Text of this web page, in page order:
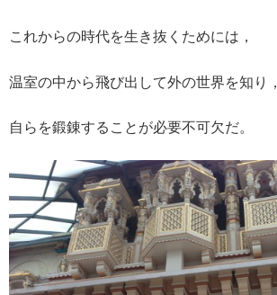
これからの時代を生き抜くためには，
温室の中から飛び出して外の世界を知り，
自らを鍛錬することが必要不可欠だ。